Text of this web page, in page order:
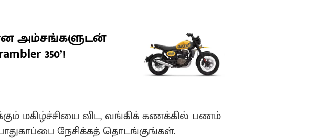
அம்சங்களுடன்
350’!
மகிழ்ச்சியை விட, வங்கிக் கணக்கில் பணம்
நேசிக்கத் தொடங்குங்கள்.